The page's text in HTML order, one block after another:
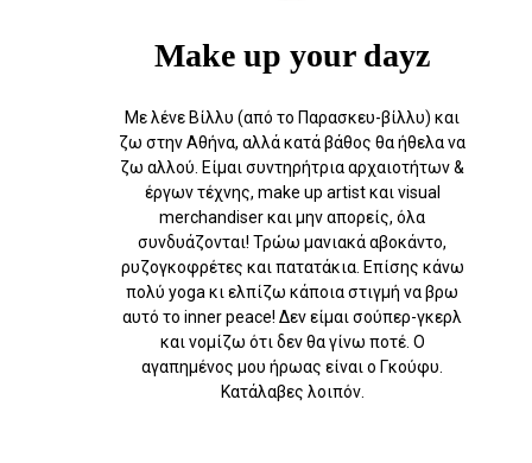
Make up your dayz
Με λένε Βίλλυ (από το Παρασκευ-βίλλυ) και
ζω στην Αθήνα, αλλά κατά βάθος θα ήθελα να
ζω αλλού. Eίμαι συντηρήτρια αρχαιοτήτων &
έργων τέχνης, make up artist και visual
merchandiser και μην απορείς, όλα
συνδυάζονται! Τρώω μανιακά αβοκάντο,
ρυζογκοφρέτες και πατατάκια. Επίσης κάνω
πολύ yoga κι ελπίζω κάποια στιγμή να βρω
αυτό το inner peace! Δεν είμαι σούπερ-γκερλ
και νομίζω ότι δεν θα γίνω ποτέ. Ο
αγαπημένος μου ήρωας είναι ο Γκούφυ.
Κατάλαβες λοιπόν.